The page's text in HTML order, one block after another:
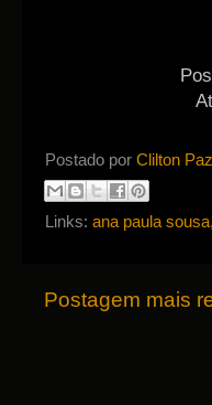
Postado por Clilton Paz
Links: ana paula sousa
Postagem mais